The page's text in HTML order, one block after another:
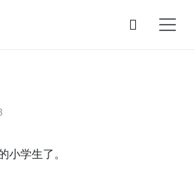
小学生了。